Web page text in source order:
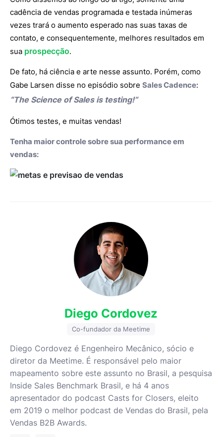
cadência de vendas programada e testada inúmeras
vezes trará o aumento esperado nas suas taxas de
contato, e consequentemente, melhores resultados em
sua prospecção.
De fato, há ciência e arte nesse assunto. Porém, como
Gabe Larsen disse no episódio sobre Sales Cadence:
“The Science of Sales is testing!”
Ótimos testes, e muitas vendas!
Tenha maior controle sobre sua performance em
vendas:
Diego Cordovez
Co-fundador da Meetime
Diego Cordovez é Engenheiro Mecânico, sócio e
diretor da Meetime. É responsável pelo maior
mapeamento sobre este assunto no Brasil, a pesquisa
Inside Sales Benchmark Brasil, e há 4 anos
apresentador do podcast Casts for Closers, eleito
em 2019 o melhor podcast de Vendas do Brasil, pela
Vendas B2B Awards.